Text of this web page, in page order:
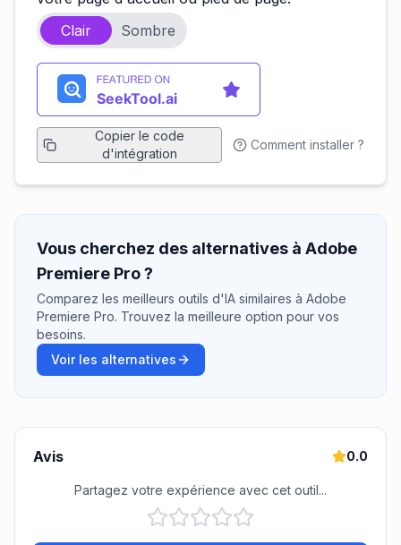
Clair
Sombre
Copier le code
d'intégration
Comment installer ?
Vous cherchez des alternatives à Adobe
Premiere Pro ?
Comparez les meilleurs outils d'IA similaires à Adobe
Premiere Pro. Trouvez la meilleure option pour vos
besoins.
Voir les alternatives
Avis 0.0
Partagez votre expérience avec cet outil...